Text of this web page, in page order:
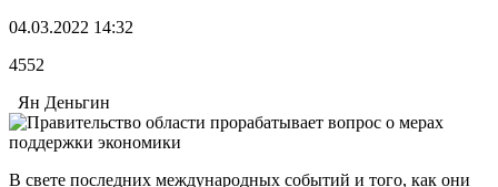
04.03.2022 14:32
4552
Ян Деньгин
В свете последних международных событий и того, как они